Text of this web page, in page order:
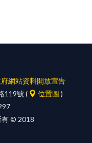
網站資料開放宣告
119號 (
位置圖 )
有 © 2018